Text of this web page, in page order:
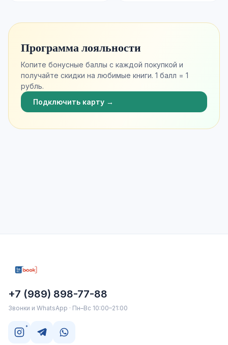
Программа лояльности
Копите бонусные баллы с каждой покупкой и
получайте скидки на любимые книги. 1 балл = 1
рубль.
Подключить карту →
+7 (989) 898-77-88
Звонки и WhatsApp · Пн–Вс 10:00–21:00
*